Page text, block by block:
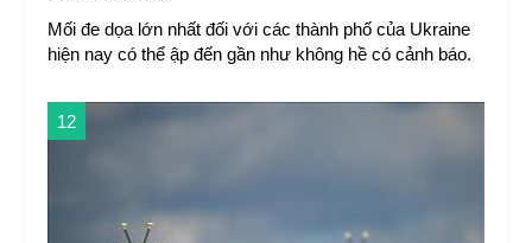
Mối đe dọa lớn nhất đối với các thành phố của Ukraine
hiện nay có thể ập đến gần như không hề có cảnh báo.
12